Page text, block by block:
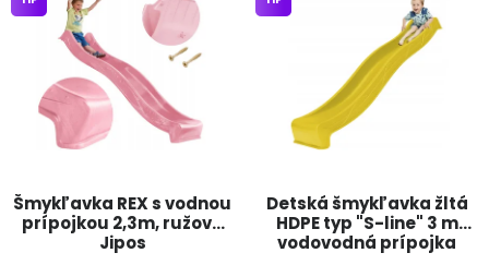
Obchodné podmienky Reklamačný poriadok
Podmienky ochrany osobných údajov
Přihlášení
Šmykľavka REX s vodnou
prípojkou 2,3m, ružová
Jipos
Detská šmykľavka žltá
HDPE typ "S-line" 3 m
vodovodná prípojka